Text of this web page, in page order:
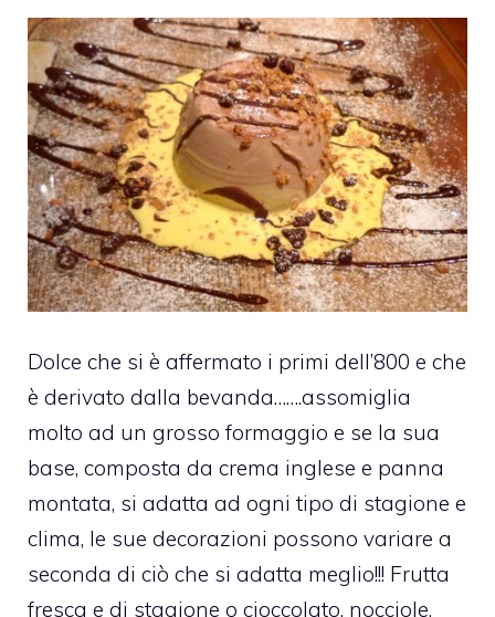
Dolce che si è affermato i primi dell’800 e che
è derivato dalla bevanda…….assomiglia
molto ad un grosso formaggio e se la sua
base, composta da crema inglese e panna
montata, si adatta ad ogni tipo di stagione e
clima, le sue decorazioni possono variare a
seconda di ciò che si adatta meglio!!! Frutta
fresca e di stagione o cioccolato, nocciole,